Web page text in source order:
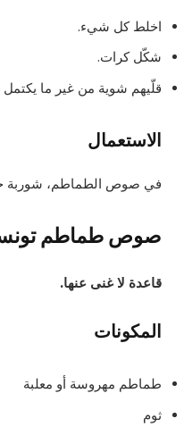
اخلط كل شيء.
شكّل كرات.
قلّيهم شوية من غير ما
الاستعمال
في صوص الطماطم، شوربة
صوص طماطم
قاعدة لا غنى عنها.
المكونات
طماطم مهروسة أو معلبة
ثوم